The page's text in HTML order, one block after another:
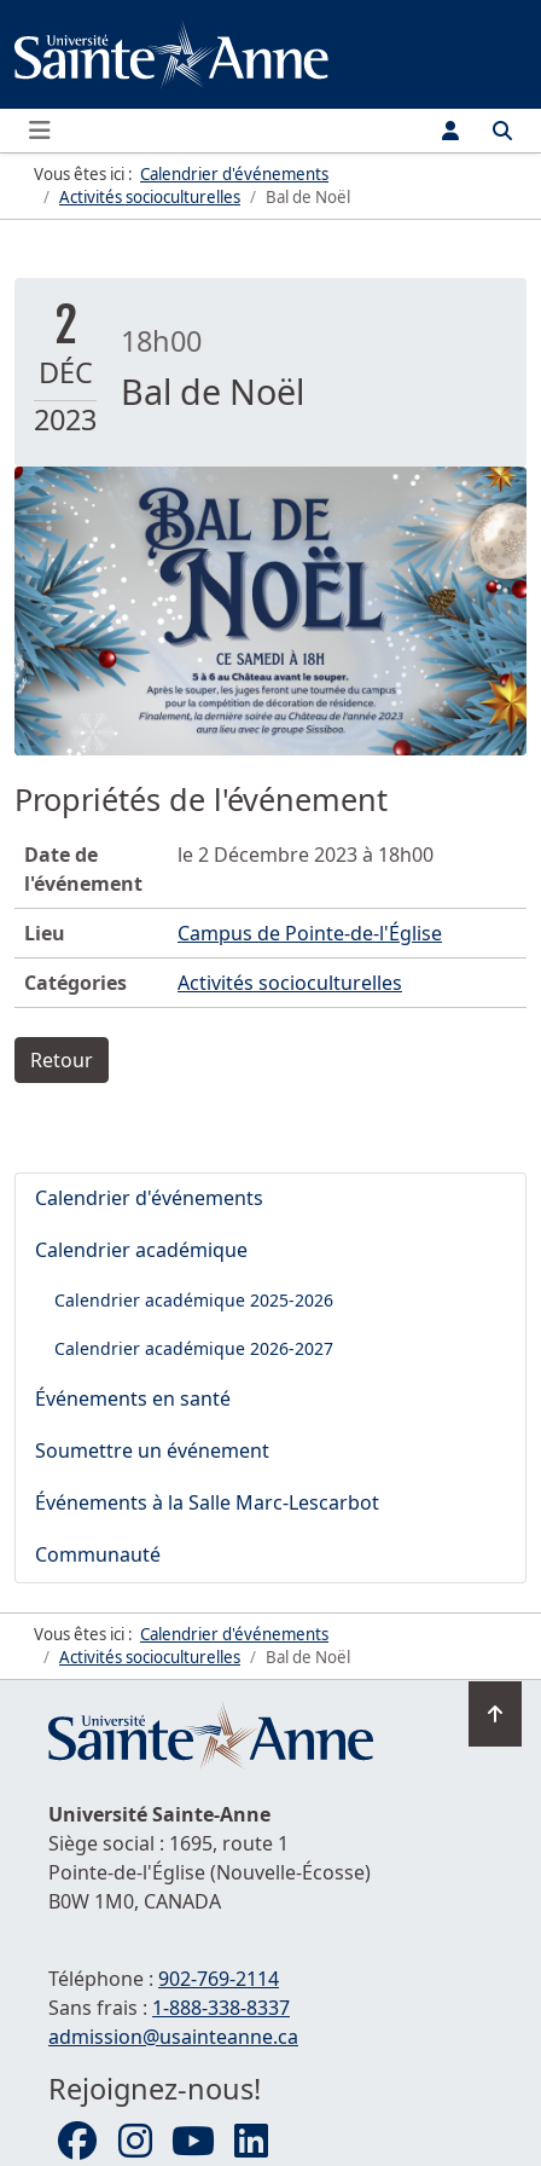
Menu
Vous êtes ici : Calendrier d'événements
Activités socioculturelles
Bal de Noël
2
DÉC
2023
18h00
Bal de Noël
Propriétés de l'événement
Date de
l'événement
le 2 Décembre 2023 à 18h00
Lieu
Campus de Pointe-de-l'Église
Catégories
Activités socioculturelles
Retour
Calendrier d'événements
Calendrier académique
Calendrier académique 2025-2026
Calendrier académique 2026-2027
Événements en santé
Soumettre un événement
Événements à la Salle Marc-Lescarbot
Communauté
Vous êtes ici : Calendrier d'événements
Activités socioculturelles
Bal de Noël
en
UniversitéSainte-Anne
Siège social : 1695, route 1
Pointe-de-l'Église(Nouvelle-Écosse)
B0W 1M0, CANADA
Téléphone : 902-769-2114
Sans frais : 1-888-338-8337
Courriel :
admission@usainteanne.ca
Rejoignez-nous!